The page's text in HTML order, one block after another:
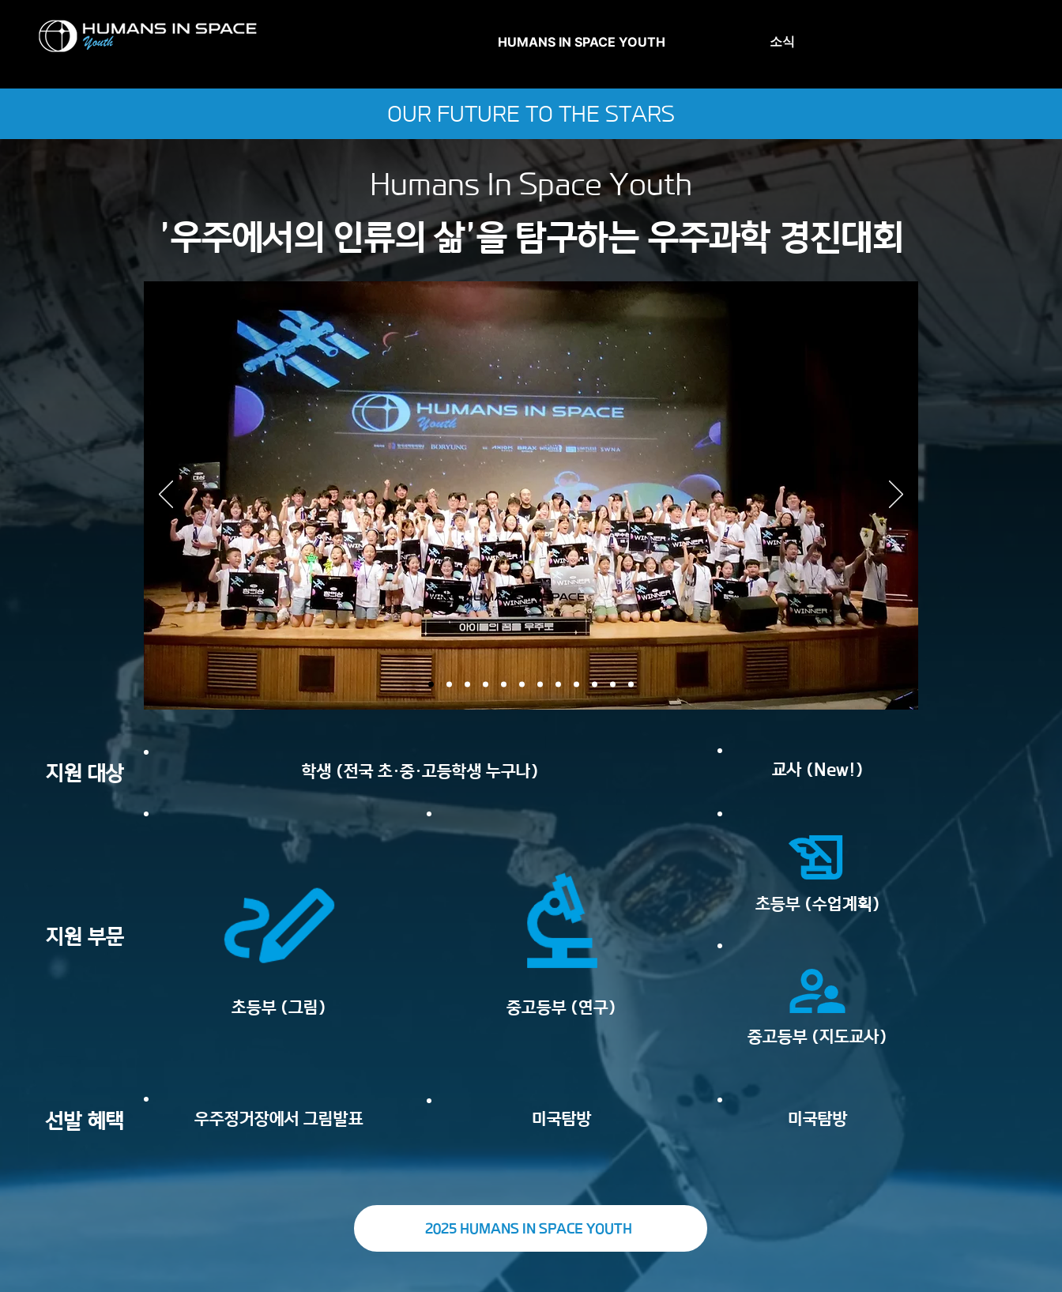
HUMANS IN SPACE YOUTH 소식
OUR FUTURE TO THE STARS
Humans In Space Youth
'우주에서의 인류의 삶'을 탐구하는 우주과학 경진대회
지원 대상 학생 (전국 초·중·고등학생 누구나) 교사 (New!)
지원 부문
초등부 (그림) ​중고등부 (연구)
초등부 (수업계획)
중고등부 ​(지도교사)
선발 혜택 ​우주정거장에서 그림발표 미국탐방 미국탐방
2025 HUMANS IN SPACE YOUTH
Youth
Youth